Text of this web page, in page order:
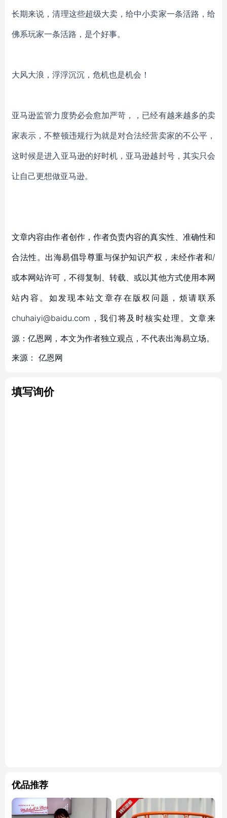
长期来说，清理这些超级大卖，给中小卖家一条活路，给
佛系玩家一条活路，是个好事。
大风大浪，浮浮沉沉，危机也是机会！
亚马逊监管力度势必会愈加严苛，，已经有越来越多的卖
家表示，不整顿违规行为就是对合法经营卖家的不公平，
这时候是进入亚马逊的好时机 ，亚马逊越封号，其实只会
让自己更想做亚马逊。
文章内容由作者创作，作者负责内容的真实性、准确性和
合法性。出海易倡导尊重与保护知识产权，未经作者和/
或本网站许可，不得复制、转载、或以其他方式使用本网
站内容。如发现本站文章存在版权问题，烦请联系
chuhaiyi@baidu.com，我们将及时核实处理。文章来
源：亿恩网，本文为作者独立观点，不代表出海易立场。
来源： 亿恩网
填写询价
优品推荐